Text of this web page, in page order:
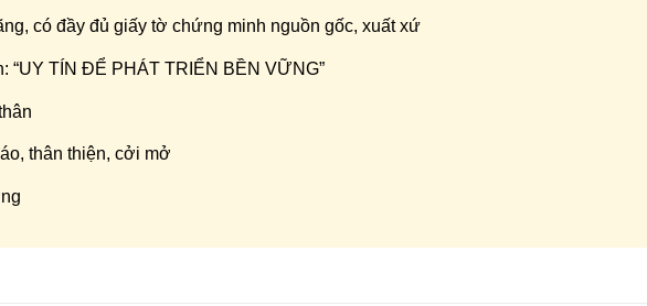
có đầy đủ giấy tờ chứng minh nguồn gốc, xuất xứ
“UY TÍN ĐỂ PHÁT TRIỂN BỀN VỮNG”
thân thiện, cởi mở